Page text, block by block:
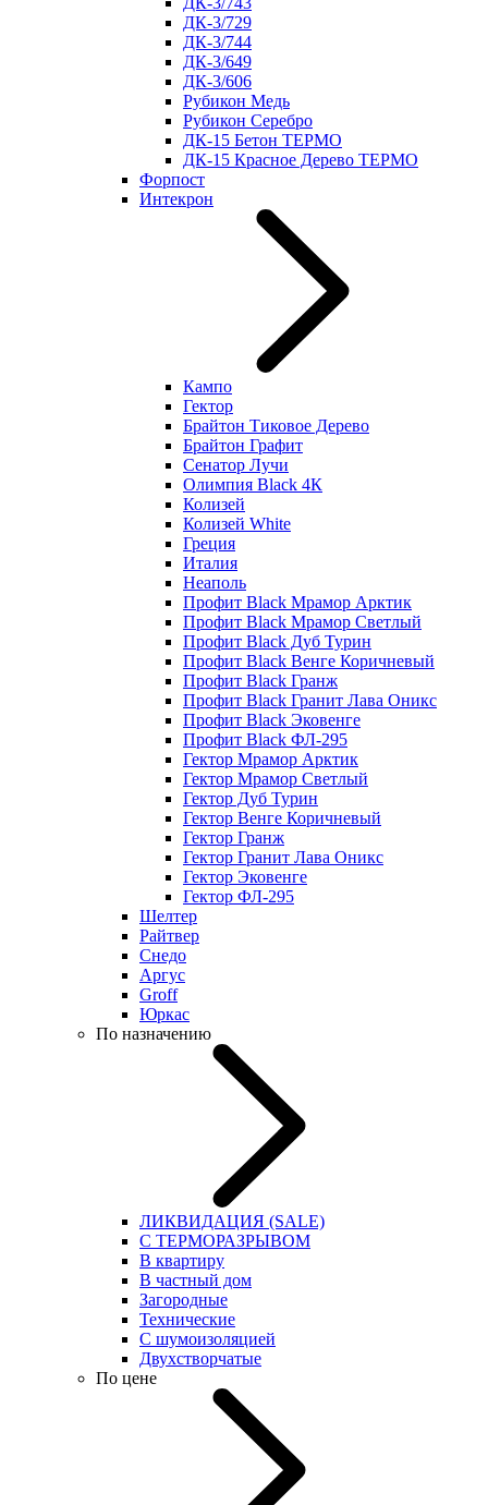
ДК-3/729
ДК-3/744
ДК-3/649
ДК-3/606
Рубикон Медь
Рубикон Серебро
ДК-15 Бетон ТЕРМО
ДК-15 Красное Дерево ТЕРМО
Форпост
Интекрон
Кампо
Гектор
Брайтон Тиковое Дерево
Брайтон Графит
Сенатор Лучи
Олимпия Black 4К
Колизей
Колизей White
Греция
Италия
Неаполь
Профит Black Мрамор Арктик
Профит Black Мрамор Светлый
Профит Black Дуб Турин
Профит Black Венге Коричневый
Профит Black Гранж
Профит Black Гранит Лава Оникс
Профит Black Эковенге
Профит Black ФЛ-295
Гектор Мрамор Арктик
Гектор Мрамор Светлый
Гектор Дуб Турин
Гектор Венге Коричневый
Гектор Гранж
Гектор Гранит Лава Оникс
Гектор Эковенге
Гектор ФЛ-295
Шелтер
Райтвер
Снедо
Аргус
Groff
Юркас
По назначению
ЛИКВИДАЦИЯ (SALE)
С ТЕРМОРАЗРЫВОМ
В квартиру
В частный дом
Загородные
Технические
С шумоизоляцией
Двухстворчатые
По цене